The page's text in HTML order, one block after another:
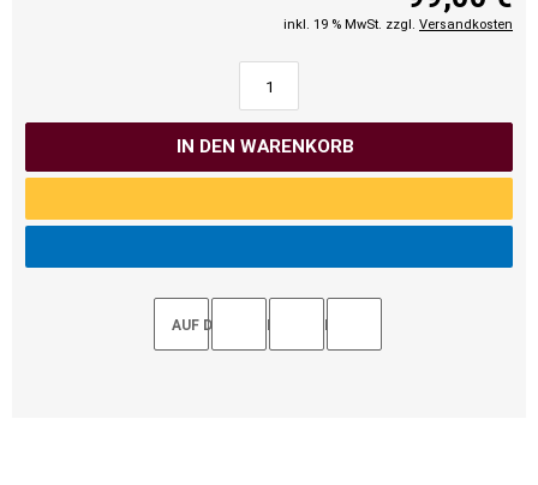
inkl. 19 % MwSt. zzgl. Versandkosten
IN DEN WARENKORB
AUF DEN MERKZETTEL